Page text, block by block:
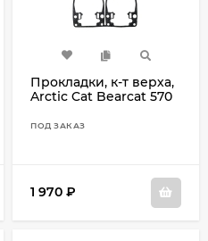
Прокладки, к-т верха,
Arctic Cat Bearcat 570
ПОД ЗАКАЗ
1 970 ₽